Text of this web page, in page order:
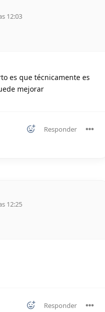
12:03
es que técnicamente es
mejorar
Responder
12:25
Responder